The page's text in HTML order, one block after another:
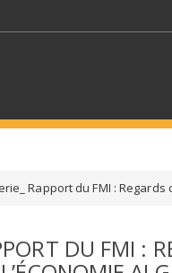
Rapport du FMI :
DU FMI :